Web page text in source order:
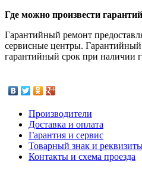
Где можно произвести
Гарантийный ремонт
сервисные центры. Гарантийный
гарантийный срок при наличии
Производители
Доставка и оплата
Гарантия и сервис
Товарный знак и
Контакты и схема проезда